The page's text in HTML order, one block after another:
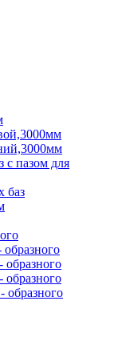
с пазом для
баз
образного
образного
образного